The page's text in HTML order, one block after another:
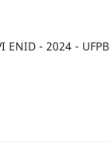
ENID - 2024 - UFPB